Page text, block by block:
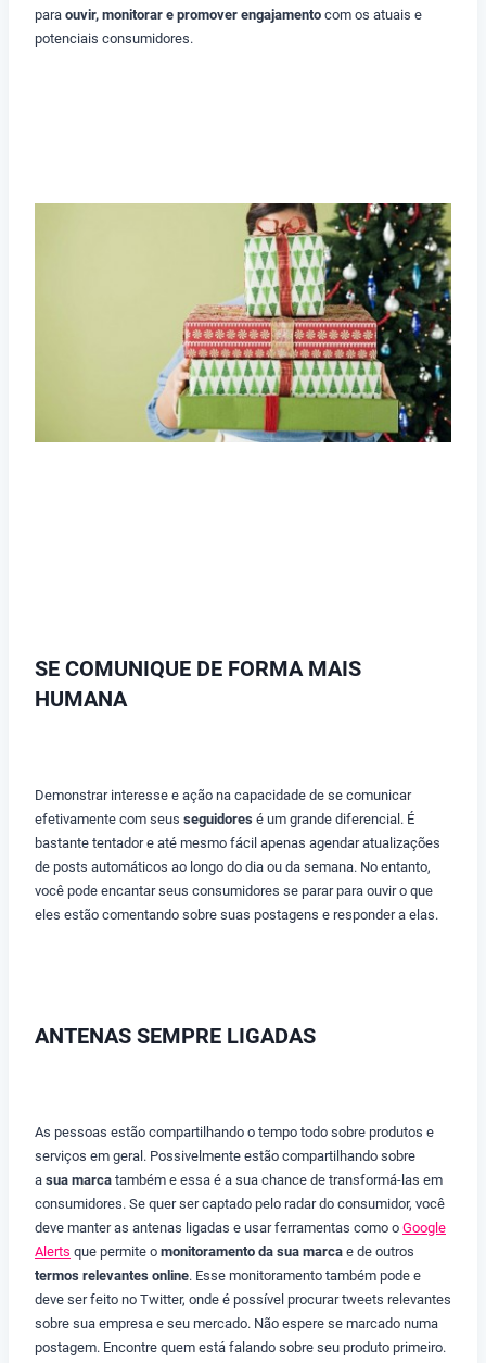
para ouvir, monitorar e promover engajamento com os atuais e
potenciais consumidores.
SE COMUNIQUE DE FORMA MAIS
HUMANA
Demonstrar interesse e ação na capacidade de se comunicar
efetivamente com seus seguidores é um grande diferencial. É
bastante tentador e até mesmo fácil apenas agendar atualizações
de posts automáticos ao longo do dia ou da semana. No entanto,
você pode encantar seus consumidores se parar para ouvir o que
eles estão comentando sobre suas postagens e responder a elas.
ANTENAS SEMPRE LIGADAS
As pessoas estão compartilhando o tempo todo sobre produtos e
serviços em geral. Possivelmente estão compartilhando sobre
a sua marca também e essa é a sua chance de transformá-las em
consumidores. Se quer ser captado pelo radar do consumidor, você
deve manter as antenas ligadas e usar ferramentas como o Google
Alerts que permite o monitoramento da sua marca e de outros
termos relevantes online. Esse monitoramento também pode e
deve ser feito no Twitter, onde é possível procurar tweets relevantes
sobre sua empresa e seu mercado. Não espere se marcado numa
postagem. Encontre quem está falando sobre seu produto primeiro.